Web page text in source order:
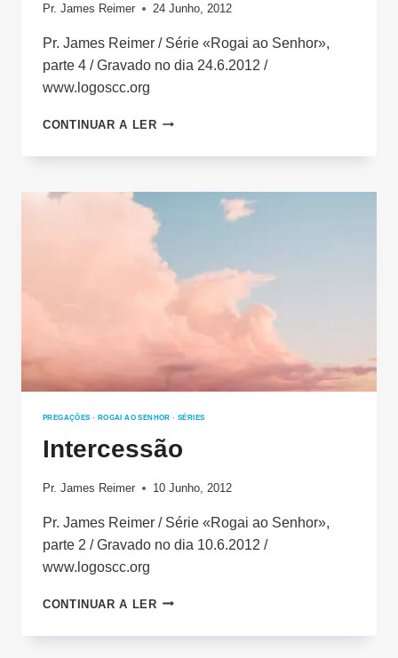
Pr. James Reimer 24 Junho, 2012
Pr. James Reimer / Série «Rogai ao Senhor»,
parte 4 / Gravado no dia 24.6.2012 /
www.logoscc.org
CONTINUAR A LERBUSCAR
TEMOR
SENHOR
PREGAÇÕES · ROGAI AO SENHOR ·SÉRIES
Intercessão
Pr. James Reimer 10 Junho, 2012
Pr. James Reimer / Série «Rogai ao Senhor»,
parte 2 / Gravado no dia 10.6.2012 /
www.logoscc.org
CONTINUAR A LERINTERCESSÃO